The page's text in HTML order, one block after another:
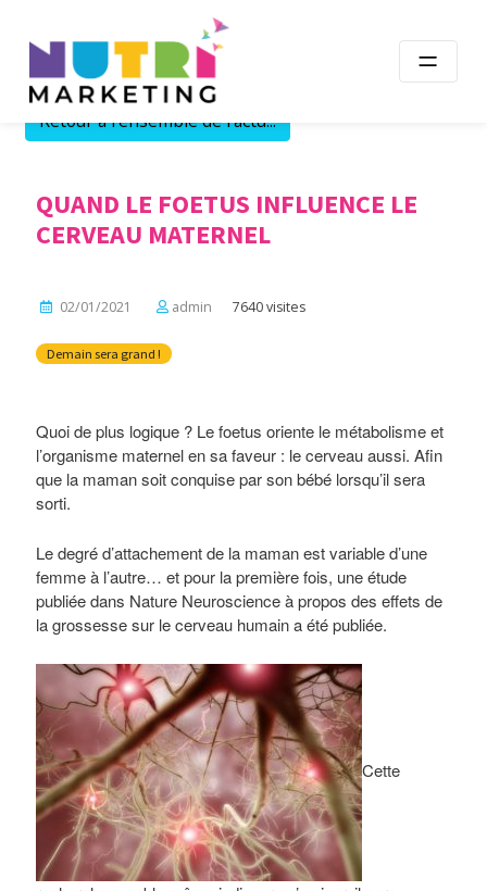
Retour à l'ensemble de l'actu...
QUAND LE FOETUS INFLUENCE LE
CERVEAU MATERNEL
02/01/2021 admin 7640 visites
Demain sera grand !
Quoi de plus logique ? Le foetus oriente le métabolisme et
l’organisme maternel en sa faveur : le cerveau aussi. Afin
que la maman soit conquise par son bébé lorsqu’il sera
sorti.
Le degré d’attachement de la maman est variable d’une
femme à l’autre… et pour la première fois, une étude
publiée dans Nature Neuroscience à propos des effets de
la grossesse sur le cerveau humain a été publiée.
Cette